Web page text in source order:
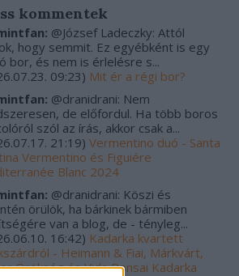
kommentek
@József Ladeczky: Attól
hogy semmit. Ez egyébként is egy
bor, és nem is érlelésre s...
09:23) Mit ér a régi bor?
@dranidrani: Nem
de előfordul. Ha több boros
szól az írás, akkor csak a...
21:19) Vermentino duó - Santa
Vermentino és Figuiére
Blanc 2024
@dranidrani: Köszi és
örülök, ha bárkinek bármiben
van a blog, de - tényleg...
16:42) Kadarka kvartett
- Heimann & Fiai, Márkvárt,
Örökség és Vida Bonsai Kadarka